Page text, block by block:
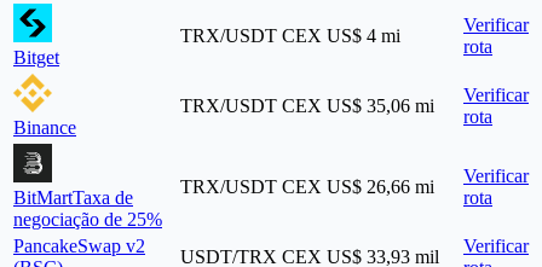
Bitget
TRX/USDT CEX US$ 4 mi
Verificar
rota
Binance
TRX/USDT CEX US$ 35,06 mi
Verificar
rota
BitMartTaxa de
negociação de 25%
TRX/USDT CEX US$ 26,66 mi
Verificar
rota
PancakeSwap v2
USDT/TRX CEX US$ 33,93 mil
Verificar